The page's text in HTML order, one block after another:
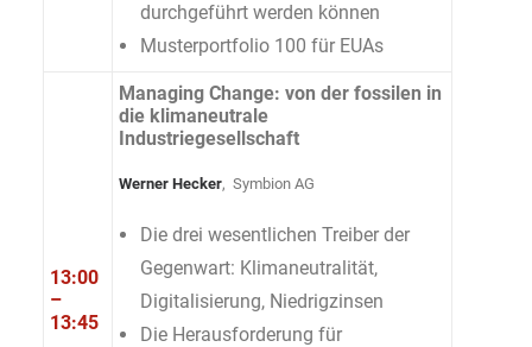
durchgeführt werden können
Musterportfolio 100 für EUAs
13:00
–
13:45
Managing Change: von der fossilen in
die klimaneutrale
Industriegesellschaft
Werner Hecker, Symbion AG
Die drei wesentlichen Treiber der
Gegenwart: Klimaneutralität,
Digitalisierung, Niedrigzinsen
Die Herausforderung für